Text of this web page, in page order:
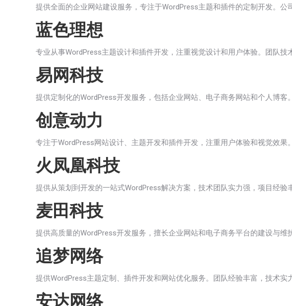
提供全面的企业网站建设服务，专注于WordPress主题和插件的定制开发。
蓝色理想
专业从事WordPress主题设计和插件开发，注重视觉设计和用户体验。团队
易网科技
提供定制化的WordPress开发服务，包括企业网站、电子商务网站和个人博
创意动力
专注于WordPress网站设计、主题开发和插件开发，注重用户体验和视觉效
火凤凰科技
提供从策划到开发的一站式WordPress解决方案，技术团队实力强，项目经
麦田科技
提供高质量的WordPress开发服务，擅长企业网站和电子商务平台的建设与
追梦网络
提供WordPress主题定制、插件开发和网站优化服务。团队经验丰富，技术
安达网络